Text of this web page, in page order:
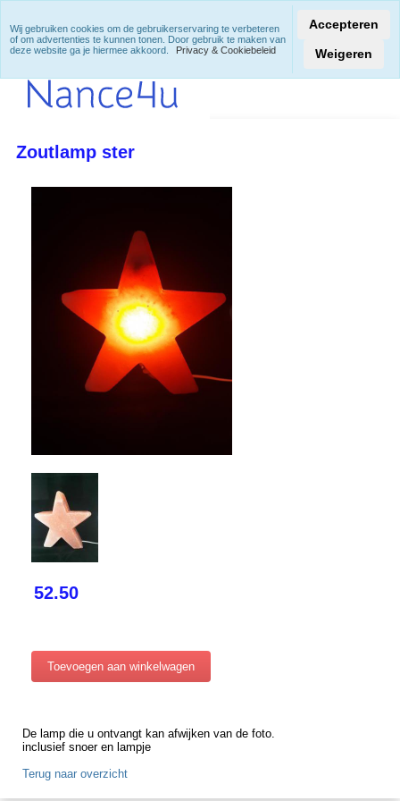
Zoutlamp ster
52.50
De lamp die u ontvangt kan afwijken van de foto.
inclusief snoer en lampje
Terug naar overzicht
Wij gebruiken cookies om de gebruikerservaring te verbeteren
of om advertenties te kunnen tonen. Door gebruik te maken van
deze website ga je hiermee akkoord.
Privacy & Cookiebeleid
Accepteren
Weigeren